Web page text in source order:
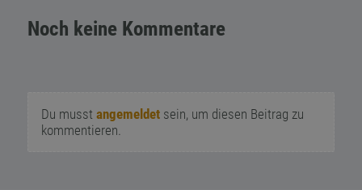
Noch keine Kommentare
Du musst angemeldetsein, um diesen Beitrag zu
kommentieren.